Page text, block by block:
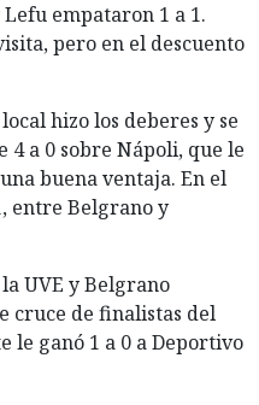
empataron 1 a 1.
pero en el descuento
hizo los deberes y se
4 a 0 sobre Nápoli, que le
buena ventaja. En el
entre Belgrano y
UVE y Belgrano
cruce de finalistas del
le ganó 1 a 0 a Deportivo